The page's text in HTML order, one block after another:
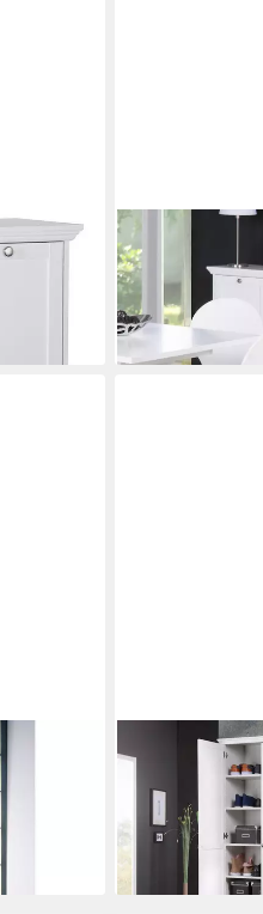
Sideboard
Landhausstil
ab 339,00 €
lieferbar in 9
Dekor2 TR, 1
239,00 €
lieferbar in 9